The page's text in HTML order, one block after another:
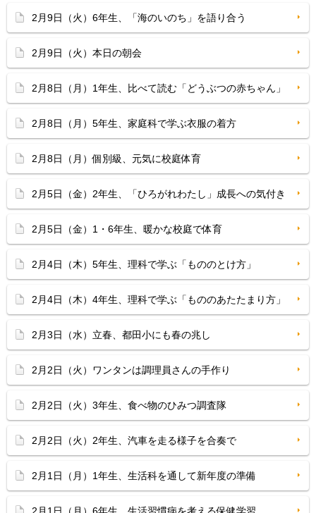
2月9日（火）6年生、「海のいのち」を語り合う
2月9日（火）本日の朝会
2月8日（月）1年生、比べて読む「どうぶつの赤ちゃん」
2月8日（月）5年生、家庭科で学ぶ衣服の着方
2月8日（月）個別級、元気に校庭体育
2月5日（金）2年生、「ひろがれわたし」成長への気付き
2月5日（金）1・6年生、暖かな校庭で体育
2月4日（木）5年生、理科で学ぶ「もののとけ方」
2月4日（木）4年生、理科で学ぶ「もののあたたまり方」
2月3日（水）立春、都田小にも春の兆し
2月2日（火）ワンタンは調理員さんの手作り
2月2日（火）3年生、食べ物のひみつ調査隊
2月2日（火）2年生、汽車を走る様子を合奏で
2月1日（月）1年生、生活科を通して新年度の準備